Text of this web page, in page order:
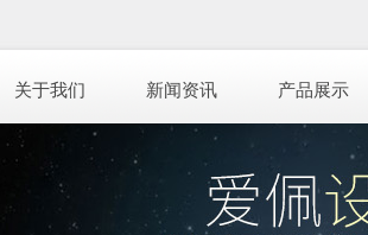
关于我们 新闻资讯 产品展示